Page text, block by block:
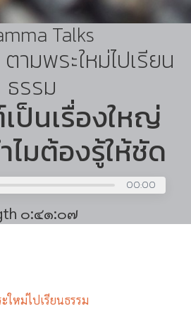
Talks
ามพระใหม่ไปเรียน
ธรรม
ป็นเรื่องใหญ่
มต้องรู้ให้ชัด
00:00
๐:๔๑:๐๗
ใหม่ไปเรียนธรรม